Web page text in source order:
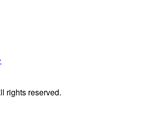
rights reserved.